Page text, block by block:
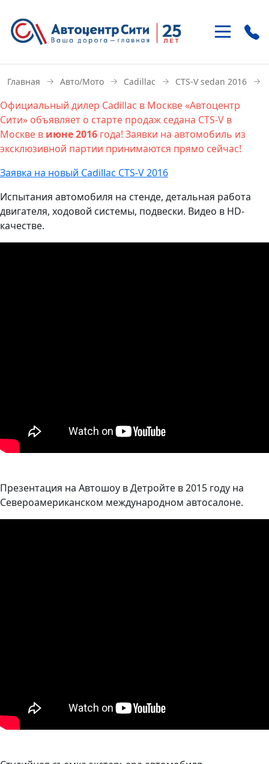
+7 (495)937-21-41
ул. Антонова-Овсеенко 15-1
+7 (495)121-46-85
м. «Домодедовская»
Главная → Авто/Мото → Cadillac → CTS-V sedan 2016 →
Официальный дилер Cadillac в Москве «Автоцентр
Сити» объявляет о старте продаж седана CTS-V в
Москве в июне 2016 года! Заявки на автомобиль из
эксклюзивной партии принимаются прямо сейчас!
Заявка на новый Cadillac CTS-V 2016
Испытания автомобиля на стенде, детальная работа
двигателя, ходовой системы, подвески. Видео в HD-
качестве.
Презентация на Автошоу в Детройте в 2015 году на
Североамериканском международном автосалоне.